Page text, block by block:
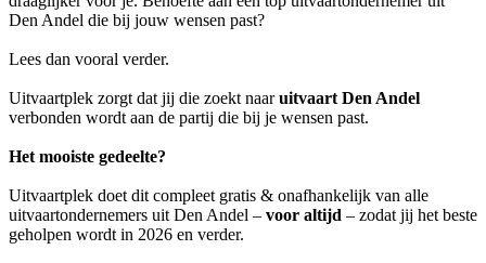
Den Andel die bij jouw wensen past?
Lees dan vooral verder.
Uitvaartplek zorgt dat jij die zoekt naaruitvaart Den Andel
verbonden wordt aan de partij die bij je wensen past.
Het mooiste gedeelte?
Uitvaartplek doet dit compleet gratis & onafhankelijk van alle
uitvaartondernemers uit Den Andel – voor altijd – zodat jij het beste
geholpen wordt in 2026 en verder.